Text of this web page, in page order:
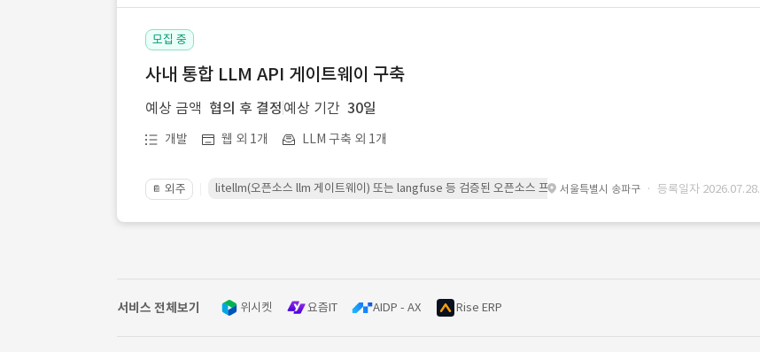
모집 중
사내 통합 LLM API 게이트웨이 구축
예상 금액 협의 후 결정 예상 기간 30일
개발 웹 외 1개 LLM 구축 외 1개
📔 외주 litellm(오픈소스 llm 게이트웨이) 또는 langfuse 등 검증된 오픈소스 프레임워크를 기반으로 시스템을 구축
서울특별시 송파구 · 등록일자 2026.07.28.
서비스 전체보기 위시켓 요즘IT AIDP - AX Rise ERP